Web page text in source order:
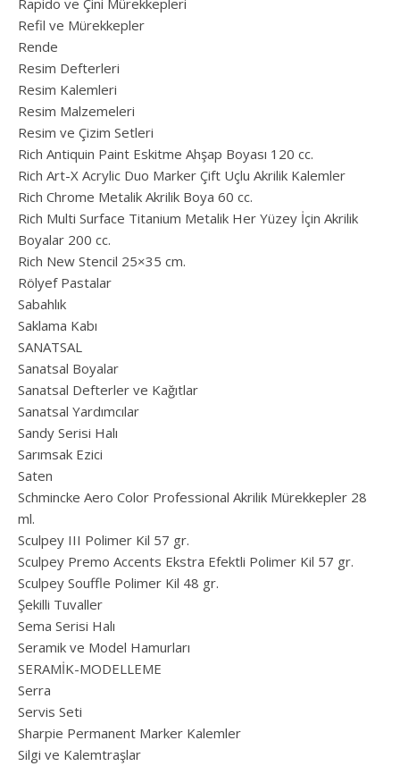
Rapido ve Çini Mürekkepleri
Refil ve Mürekkepler
Rende
Resim Defterleri
Resim Kalemleri
Resim Malzemeleri
Resim ve Çizim Setleri
Rich Antiquin Paint Eskitme Ahşap Boyası 120 cc.
Rich Art-X Acrylic Duo Marker Çift Uçlu Akrilik Kalemler
Rich Chrome Metalik Akrilik Boya 60 cc.
Rich Multi Surface Titanium Metalik Her Yüzey İçin Akrilik
Boyalar 200 cc.
Rich New Stencil 25×35 cm.
Rölyef Pastalar
Sabahlık
Saklama Kabı
SANATSAL
Sanatsal Boyalar
Sanatsal Defterler ve Kağıtlar
Sanatsal Yardımcılar
Sandy Serisi Halı
Sarımsak Ezici
Saten
Schmincke Aero Color Professional Akrilik Mürekkepler 28
ml.
Sculpey III Polimer Kil 57 gr.
Sculpey Premo Accents Ekstra Efektli Polimer Kil 57 gr.
Sculpey Souffle Polimer Kil 48 gr.
Şekilli Tuvaller
Sema Serisi Halı
Seramik ve Model Hamurları
SERAMİK-MODELLEME
Serra
Servis Seti
Sharpie Permanent Marker Kalemler
Silgi ve Kalemtraşlar